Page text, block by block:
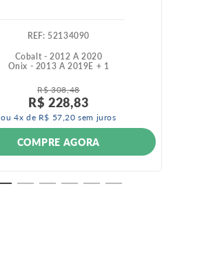
: 52134090
Cobalt - 2012 A 2020
Onix - 2013 A 2019E + 1
R$ 308,48
R$ 228,83
ou4x de R$ 57,20 sem juros
COMPRE AGORA